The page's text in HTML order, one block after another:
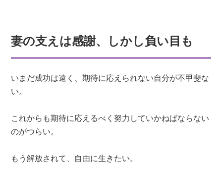
妻の支えは感謝、しかし負い目も
いまだ成功は遠く、期待に応えられない自分が不甲斐な
い。
これからも期待に応えるべく努力していかねばならない
のがつらい。
もう解放されて、自由に生きたい。